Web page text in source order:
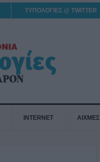
ΤΥΠΟΛΟΓΙΕΣ @ TWITTER
INTERNET ΑΙΧΜΕΣ